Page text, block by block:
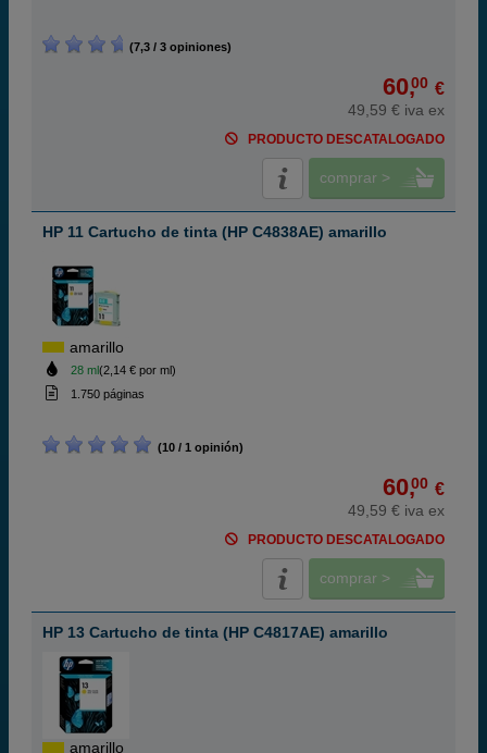
(7,3 / 3 opiniones)
60,00 €
49,59 € iva ex
PRODUCTO DESCATALOGADO
comprar >
HP 11 Cartucho de tinta (HP C4838AE) amarillo
amarillo
28 ml(2,14 € por ml)
1.750 páginas
(10 / 1 opinión)
60,00 €
49,59 € iva ex
PRODUCTO DESCATALOGADO
comprar >
HP 13 Cartucho de tinta (HP C4817AE) amarillo
amarillo